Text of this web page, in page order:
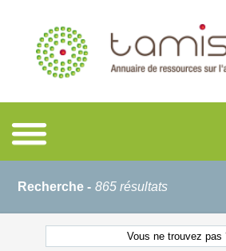
Recherche - 865 résultats
Vous ne trouvez pas